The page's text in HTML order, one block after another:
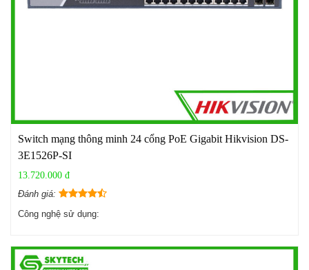
Switch mạng thông minh 24 cổng PoE Gigabit Hikvision DS-
3E1526P-SI
13.720.000 đ
Đánh giá:
Công nghệ sử dụng: